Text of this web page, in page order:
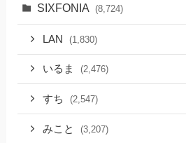
SIXFONIA (8,724)
LAN (1,830)
いるま (2,476)
すち (2,547)
みこと (3,207)